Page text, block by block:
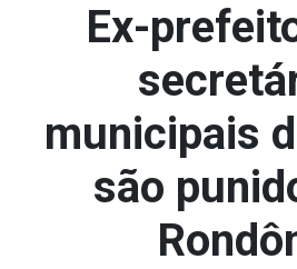
Ex-
municipais
são